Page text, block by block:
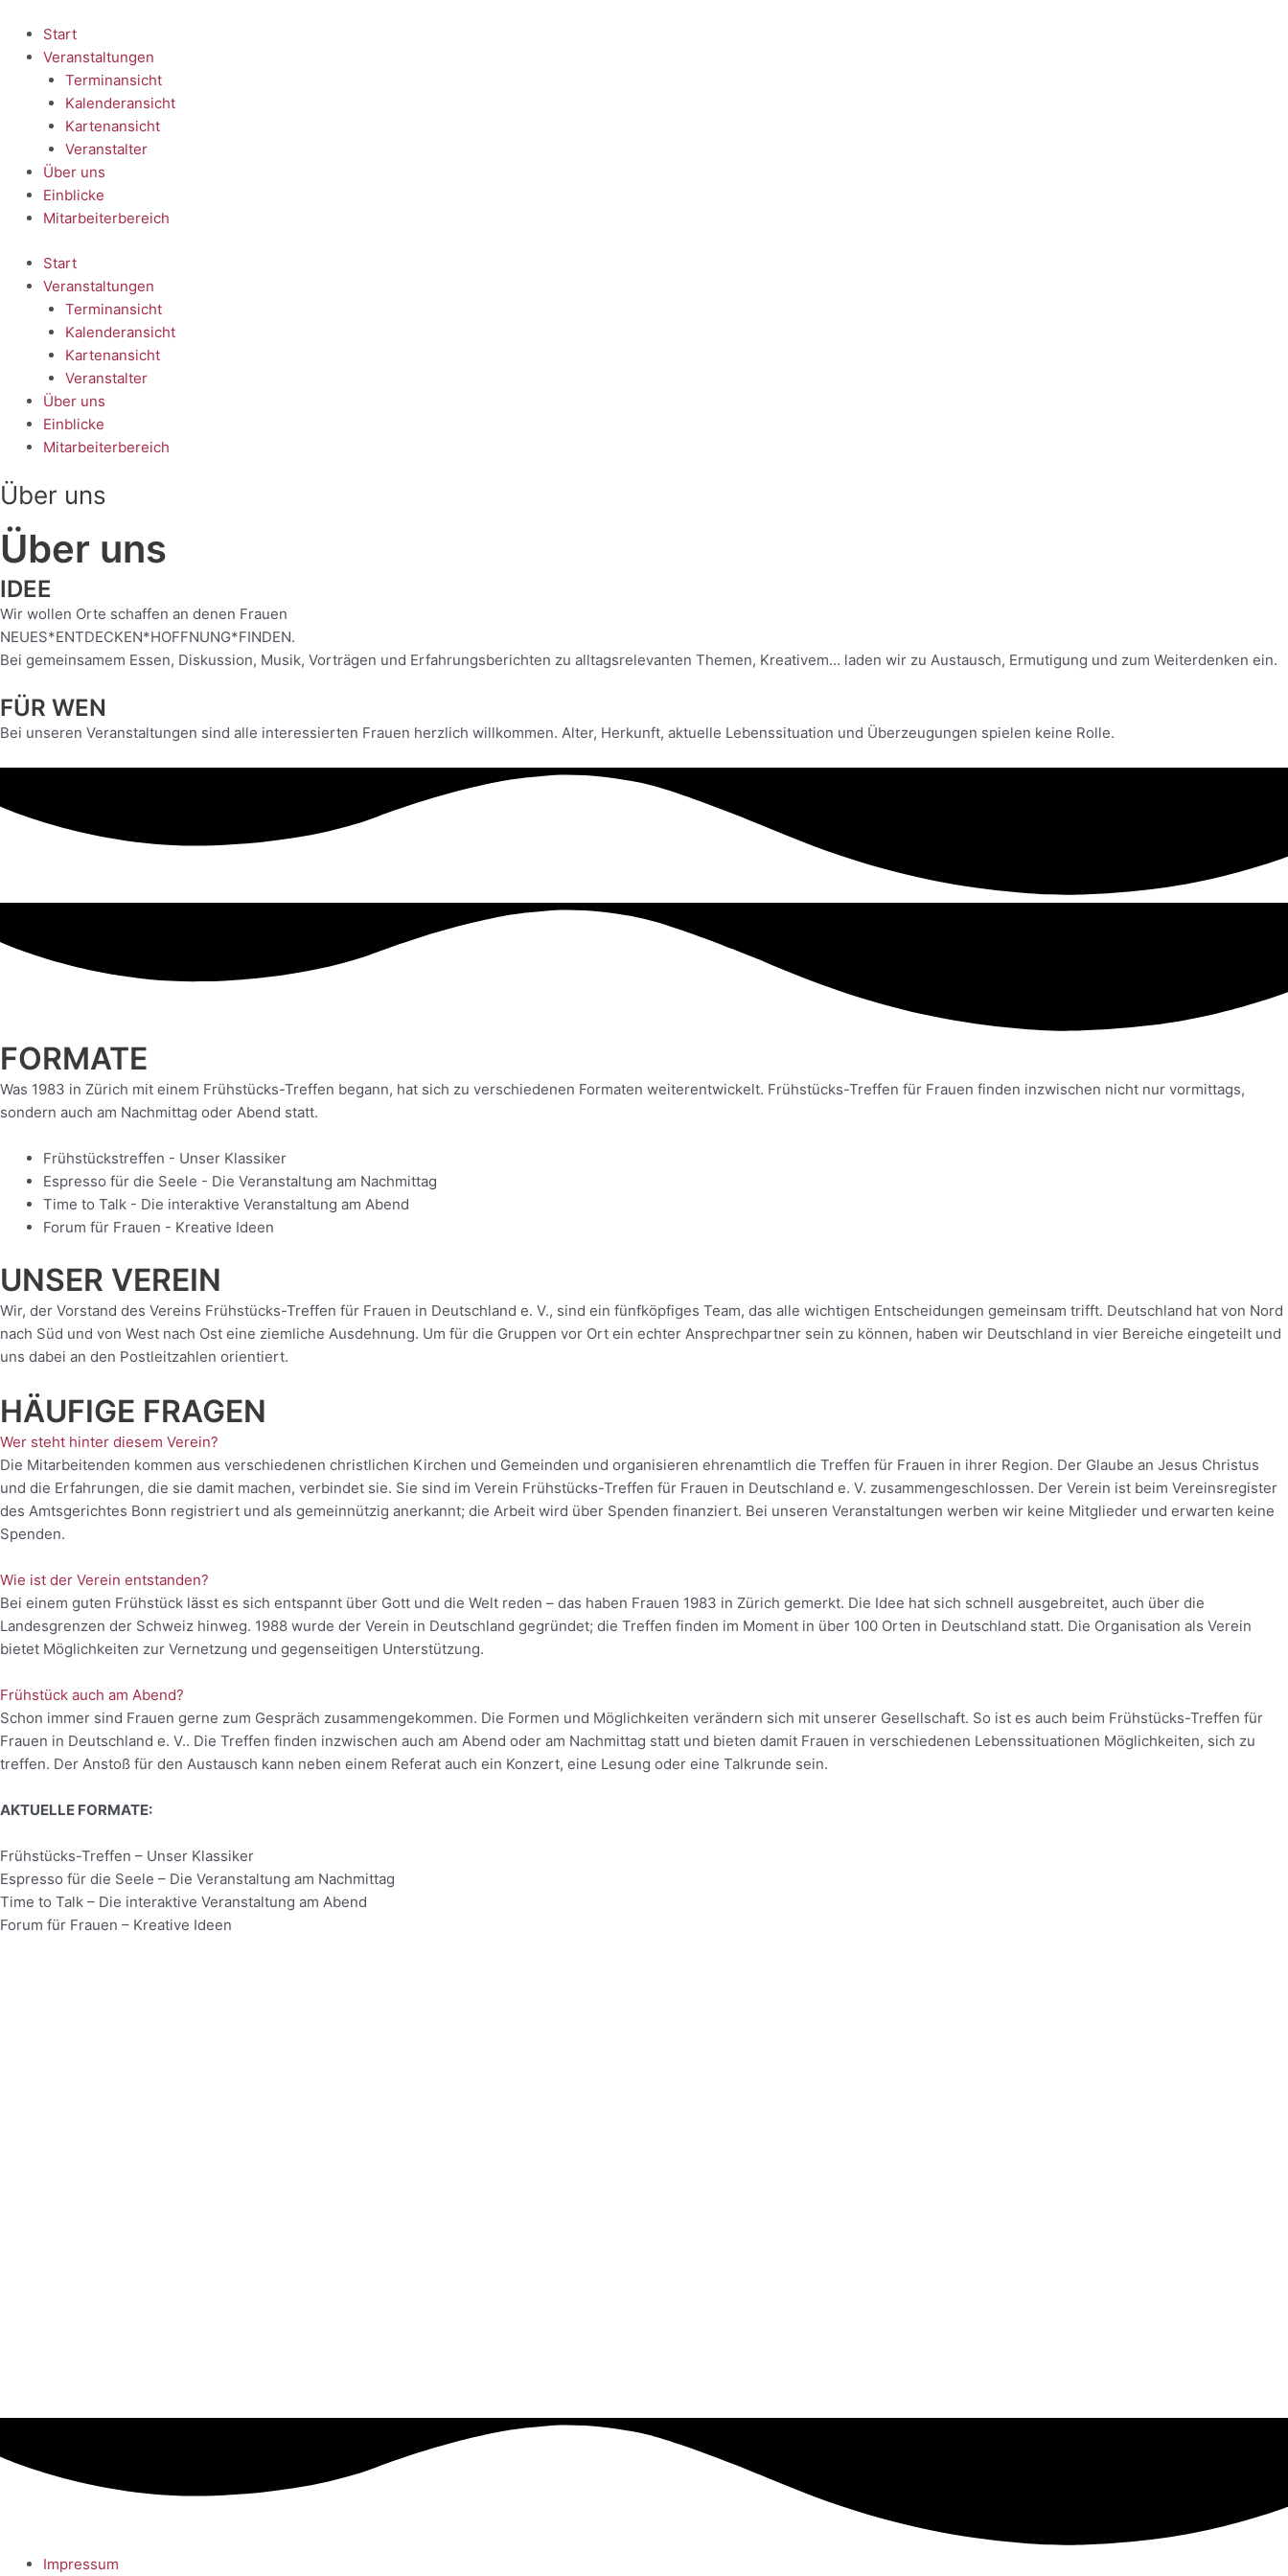
Inhalt
springen
Start
Veranstaltungen
Terminansicht
Kalenderansicht
Kartenansicht
Veranstalter
Über uns
Einblicke
Mitarbeiterbereich
Start
Veranstaltungen
Terminansicht
Kalenderansicht
Kartenansicht
Veranstalter
Über uns
Einblicke
Mitarbeiterbereich
Über uns
Über uns
IDEE
Wir wollen Orte schaffen an denen Frauen
NEUES*ENTDECKEN*HOFFNUNG*FINDEN.
Bei gemeinsamem Essen, Diskussion, Musik, Vorträgen und Erfahrungsberichten zu alltagsrelevanten Themen, Kreativem… laden wir zu Austausch, Ermutigung und zum Weiterdenken ein.
FÜR WEN
Bei unseren Veranstaltungen sind alle interessierten Frauen herzlich willkommen. Alter, Herkunft, aktuelle Lebenssituation und Überzeugungen spielen keine Rolle.
FORMATE
Was 1983 in Zürich mit einem Frühstücks-Treffen begann, hat sich zu verschiedenen Formaten weiterentwickelt. Frühstücks-Treffen für Frauen finden inzwischen nicht nur vormittags,
sondern auch am Nachmittag oder Abend statt.
Frühstückstreffen - Unser Klassiker
Espresso für die Seele - Die Veranstaltung am Nachmittag
Time to Talk - Die interaktive Veranstaltung am Abend
Forum für Frauen - Kreative Ideen
UNSER VEREIN
Wir, der Vorstand des Vereins Frühstücks-Treffen für Frauen in Deutschland e. V., sind ein fünfköpfiges Team, das alle wichtigen Entscheidungen gemeinsam trifft. Deutschland hat von Nord
nach Süd und von West nach Ost eine ziemliche Ausdehnung. Um für die Gruppen vor Ort ein echter Ansprechpartner sein zu können, haben wir Deutschland in vier Bereiche eingeteilt und
uns dabei an den Postleitzahlen orientiert.
HÄUFIGE FRAGEN
Wer steht hinter diesem Verein?
Die Mitarbeitenden kommen aus verschiedenen christlichen Kirchen und Gemeinden und organisieren ehrenamtlich die Treffen für Frauen in ihrer Region. Der Glaube an Jesus Christus
und die Erfahrungen, die sie damit machen, verbindet sie. Sie sind im Verein Frühstücks-Treffen für Frauen in Deutschland e. V. zusammengeschlossen. Der Verein ist beim Vereinsregister
des Amtsgerichtes Bonn registriert und als gemeinnützig anerkannt; die Arbeit wird über Spenden finanziert. Bei unseren Veranstaltungen werben wir keine Mitglieder und erwarten keine
Spenden.
Wie ist der Verein entstanden?
Bei einem guten Frühstück lässt es sich entspannt über Gott und die Welt reden – das haben Frauen 1983 in Zürich gemerkt. Die Idee hat sich schnell ausgebreitet, auch über die
Landesgrenzen der Schweiz hinweg. 1988 wurde der Verein in Deutschland gegründet; die Treffen finden im Moment in über 100 Orten in Deutschland statt. Die Organisation als Verein
bietet Möglichkeiten zur Vernetzung und gegenseitigen Unterstützung.
Frühstück auch am Abend?
Schon immer sind Frauen gerne zum Gespräch zusammengekommen. Die Formen und Möglichkeiten verändern sich mit unserer Gesellschaft. So ist es auch beim Frühstücks-Treffen für
Frauen in Deutschland e. V.. Die Treffen finden inzwischen auch am Abend oder am Nachmittag statt und bieten damit Frauen in verschiedenen Lebenssituationen Möglichkeiten, sich zu
treffen. Der Anstoß für den Austausch kann neben einem Referat auch ein Konzert, eine Lesung oder eine Talkrunde sein.
AKTUELLE FORMATE:
Frühstücks-Treffen – Unser Klassiker
Espresso für die Seele – Die Veranstaltung am Nachmittag
Time to Talk – Die interaktive Veranstaltung am Abend
Forum für Frauen – Kreative Ideen
Impressum